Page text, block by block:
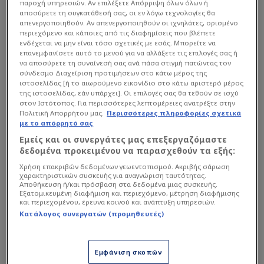
52'
Χάρντεν, Τζέιμς
52'
Ριμπάουντ Κλίβελαντ Καβαλίερς
Χάρντεν, Τζέιμς
52'
Μπλόκ Κλίβελαντ Καβαλίερς
Χάρντεν, Τζέιμς
52'
Χαμένη προσπάθεια Ντιτρόιτ Πίστονς
Πιντ, Πολ
52'
Ριμπάουντ Ντιτρόιτ Πίστονς
Κάνινγκχαμ, Κέιντ
52'
Χαμένη προσπάθεια Κλίβελαντ Καβαλίερς
Χάρντεν, Τζέιμς
109:113
Χάρντεν, Τζέιμς
παροχή υπηρεσιών. Αν επιλέξετε Απόρριψη όλων όλων ή
αποσύρετε τη συγκατάθεσή σας, οι εν λόγω τεχνολογίες θα
απενεργοποιηθούν. Αν απενεργοποιηθούν οι ιχνηλάτες, ορισμένο
περιεχόμενο και κάποιες από τις διαφημίσεις που βλέπετε
ενδέχεται να μην είναι τόσο σχετικές με εσάς. Μπορείτε να
επανεμφανίσετε αυτό το μενού για να αλλάξετε τις επιλογές σας ή
να αποσύρετε τη συναίνεσή σας ανά πάσα στιγμή πατώντας τον
σύνδεσμο Διαχείριση προτιμήσεων στο κάτω μέρος της
ιστοσελίδας [ή το αιωρούμενο εικονίδιο στο κάτω αριστερό μέρος
της ιστοσελίδας, εάν υπάρχει]. Οι επιλογές σας θα τεθούν σε ισχύ
στον Ιστότοπος. Για περισσότερες λεπτομέρειες ανατρέξτε στην
Πολιτική Απορρήτου μας. Περισσότερες πληροφορίες σχετικά
με το απόρρητό σας
Εμείς και οι συνεργάτες μας επεξεργαζόμαστε
δεδομένα προκειμένου να παρασχεθούν τα εξής:
Χρήση επακριβών δεδομένων γεωεντοπισμού. Ακριβής σάρωση
χαρακτηριστικών συσκευής για αναγνώριση ταυτότητας.
Αποθήκευση ή/και πρόσβαση στα δεδομένα μιας συσκευής.
Εξατομικευμένη διαφήμιση και περιεχόμενο, μέτρηση διαφήμισης
και περιεχομένου, έρευνα κοινού και ανάπτυξη υπηρεσιών.
Κατάλογος συνεργατών (προμηθευτές)
Εμφάνιση σκοπών